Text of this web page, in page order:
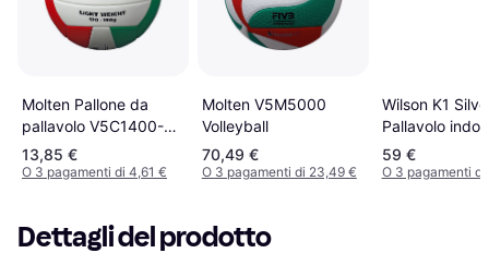
Molten Pallone da
pallavolo V5C1400-L
Bianco
13,85 €
O 3 pagamenti di 4,61 €
Molten V5M5000
Volleyball
70,49 €
O 3 pagamenti di 23,49 €
Wilson K1
Pallavolo
59 €
O 3 pagamenti di
Dettagli del prodotto